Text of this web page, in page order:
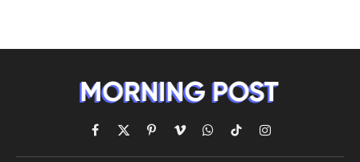
Facebook
X
(Twitter)
Pinterest
VimeoWhatsApp
TikTokInstagram